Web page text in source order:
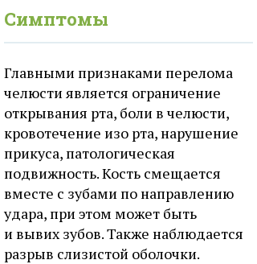
Симптомы
Главными признаками перелома
челюсти является ограничение
открывания рта, боли в челюсти,
кровотечение изо рта, нарушение
прикуса, патологическая
подвижность. Кость смещается
вместе с зубами по направлению
удара, при этом может быть
и вывих зубов. Также наблюдается
разрыв слизистой оболочки.